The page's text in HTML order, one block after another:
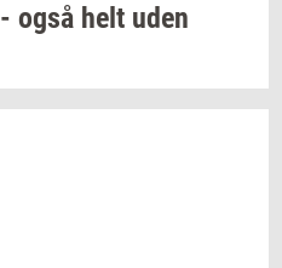
- også helt uden